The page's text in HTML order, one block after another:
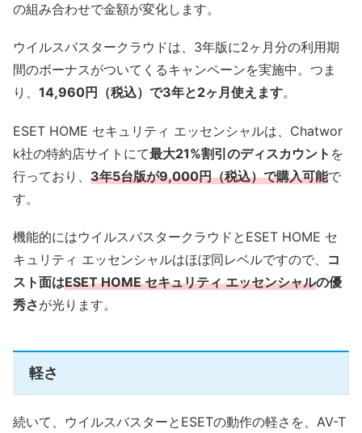
の組み合わせで金額が変化します。
ウイルスバスタークラウドは、3年版に2ヶ月分の利用期
間のボーナスがついてくるキャンペーンを実施中。つま
り、 14,960円（税込）で3年と2ヶ月使えます。
ESET HOME セキュリティ エッセンシャルは、Chatwor
k社の特約店サイトにて最大21%割引のディスカウント を
行っており、 3年5台版が9,000円（税込）で購入可能で
す。
機能的にはウイルスバスタークラウドとESET HOME セ
キュリティ エッセンシャルはほぼ同レベルですので、 コ
スト面はESET HOME セキュリティ エッセンシャルの優
秀さが光ります。
軽さ
続いて、ウイルスバスターとESETの動作の軽さを、AV-T